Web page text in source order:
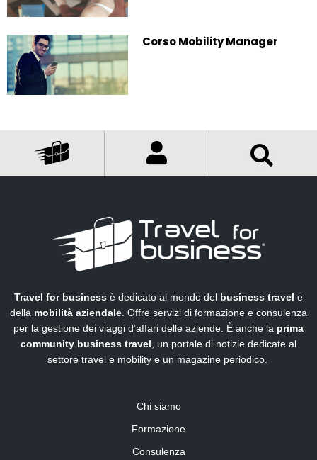
Corso Mobility Manager
Travel for business è dedicato al mondo del business travel e
della mobilità aziendale . Offre servizi di formazione e consulenza
per la gestione dei viaggi d’affari delle aziende. È anche la prima
community business travel , un portale di notizie dedicate al
settore travel e mobility e un magazine periodico.
Chi siamo
Formazione
Consulenza